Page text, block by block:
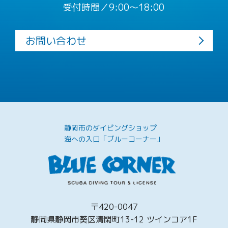
受付時間／9:00〜18:00
お問い合わせ
静岡市のダイビングショップ
海への入口「ブルーコーナー」
〒420-0047
静岡県静岡市葵区清閑町13-12 ツインコア1F